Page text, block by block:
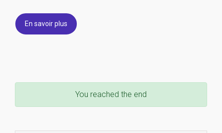
En savoir plus
You reached the end